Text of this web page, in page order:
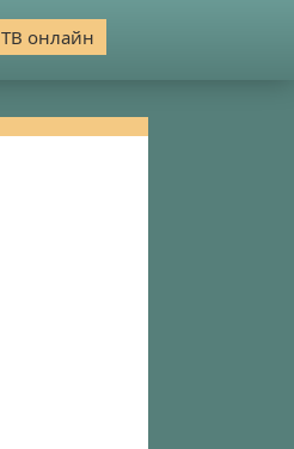
ТВ онлайн